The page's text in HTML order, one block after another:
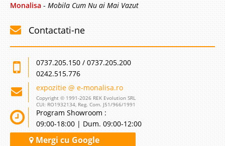
Monalisa - Mobila Cum Nu ai Mai Vazut
Contactati-ne
0737.205.150 / 0737.205.200
0242.515.776
expozitie @ e-monalisa.ro
Copyright © 1991-2026 REK Evolution SRL
CUI: RO1932134, Reg. Com. J51/966/1991
Program Showroom :
09:00-18:00 | Dum. 09:00-12:00
Mergi cu Google